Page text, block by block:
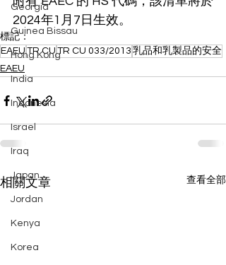
Georgia
Guinea Bissau
Hong Kong
India
Indonesia
Israel
Iraq
Japan
Jordan
Kenya
Korea
2024年1月7日生效。
標記：
EAEUTR CU TR CU 033/2013 乳品和乳製品的安全
EAEU
相關文章 查看全部